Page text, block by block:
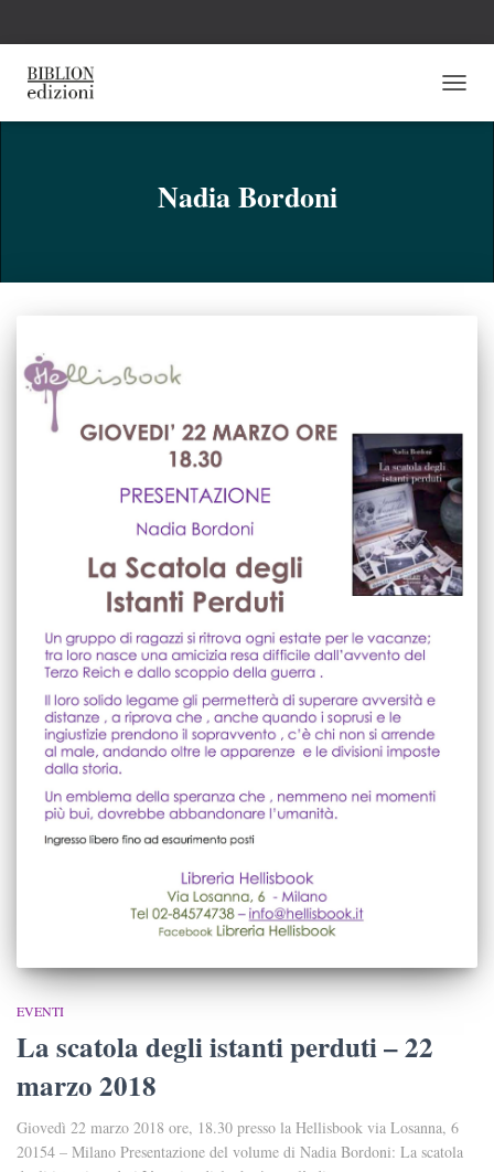
Nadia Bordoni
EVENTI
La scatola degli istanti perduti – 22
marzo 2018
Giovedì 22 marzo 2018 ore, 18.30 presso la Hellisbook via Losanna, 6
20154 – Milano Presentazione del volume di Nadia Bordoni: La scatola